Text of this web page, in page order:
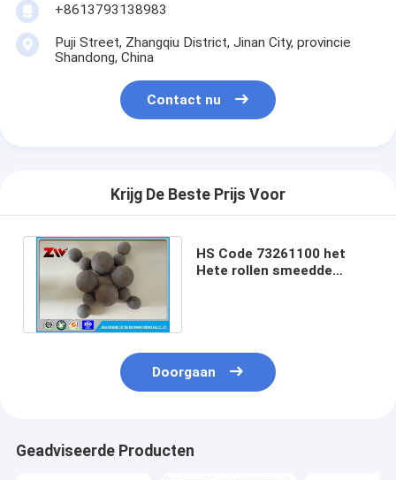
+8613793138983
Puji Street, Zhangqiu District, Jinan City, provincie
Shandong, China
Contact nu
Krijg De Beste Prijs Voor
HS Code 73261100 het
Hete rollen smeedde
Doorgaan
Geadviseerde Producten